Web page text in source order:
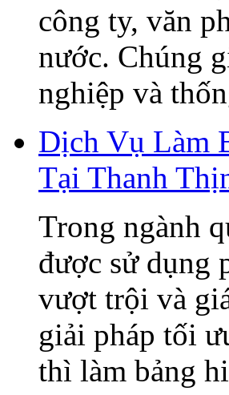
công ty, văn
nước. Chúng
nghiệp và
Dịch Vụ Làm
Tại Thanh
Trong ngành
được sử dụng
vượt trội và
giải pháp tối
thì làm bảng